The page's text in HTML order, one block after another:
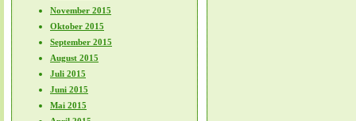
November 2015
Oktober 2015
September 2015
August 2015
Juli 2015
Juni 2015
Mai 2015